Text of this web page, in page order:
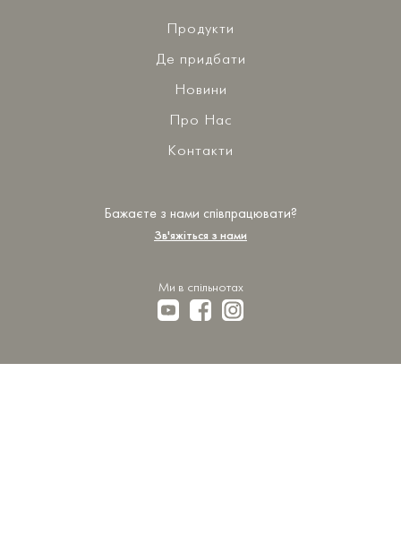
Продукти
Де придбати
Новини
Про Нас
Контакти
Ми в спільнотах
Бажаєте з нами співпрацювати?
Зв'яжіться з нами